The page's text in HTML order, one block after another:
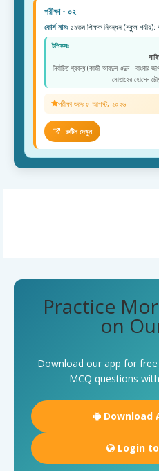
পরীক্ষা - ০২
কোর্স নামঃ ১৯তম শিক্ষক নিবন্ধন (স্কুল পর্যায়):
টপিকসঃ
নির্বাচিত প্রবন্ধ (কাজী আবদুল ওদুদ - বাংলার
মোতাহের হোসেন
পরীক্ষা শুরুঃ ৫ আগস্ট, ২০২৬
রুটিন দেখুন
Practice
on
Download our app for
MCQ questions
Download
Login